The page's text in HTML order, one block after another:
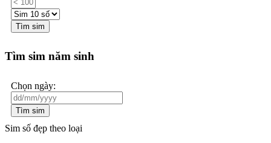
Tìm sim
Tìm sim năm sinh
Chọn ngày:
Tìm sim
Sim số đẹp theo loại